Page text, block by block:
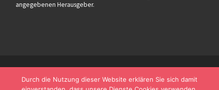
angegebenen Herausgeber.
Durch die Nutzung dieser Website erklären Sie sich damit